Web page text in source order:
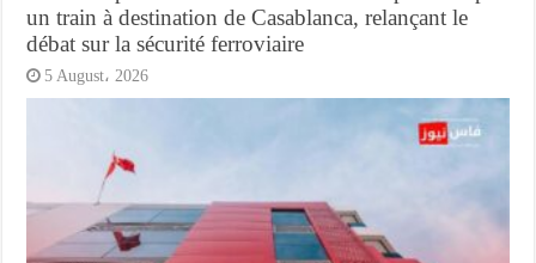
un train à destination de Casablanca, relançant le
débat sur la sécurité ferroviaire
5 August، 2026